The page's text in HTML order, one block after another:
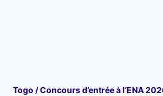
Togo / Concours d’entrée à l’ENA